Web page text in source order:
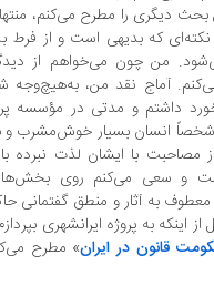
دیگری را مطرح می‌کنم، منتها
نکته‌ای که بدیهی است و از فرط
من چون می‌خواهم از
آماج نقد من،
داشتم و مدتی در مؤسسه
انسان بسیار خوش‌مشرب و
مصاحبت با ایشان لذت نبرده
و سعی می‌کنم روی بخش‌هایی
به آثار و منطق گفتمانی
از اینکه به پروژه ایرانشهری
قانون در ایران» مطرح